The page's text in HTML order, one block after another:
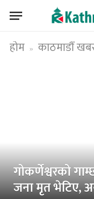
होम » काठमाडौं
गोकर्णेश्वरको
जना मृत भेटिए,